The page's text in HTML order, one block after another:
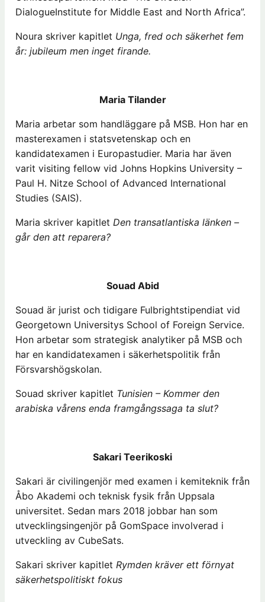
DialogueInstitute for Middle East and North Africa”.
Noura skriver kapitlet Unga, fred och säkerhet fem
år: jubileum men inget firande.
Maria Tilander
Maria arbetar som handläggare på MSB. Hon har en
masterexamen i statsvetenskap och en
kandidatexamen i Europastudier. Maria har även
varit visiting fellow vid Johns Hopkins University –
Paul H. Nitze School of Advanced International
Studies (SAIS).
Maria skriver kapitlet Den transatlantiska länken –
går den att reparera?
Souad Abid
Souad är jurist och tidigare Fulbrightstipendiat vid
Georgetown Universitys School of Foreign Service.
Hon arbetar som strategisk analytiker på MSB och
har en kandidatexamen i säkerhetspolitik från
Försvarshögskolan.
Souad skriver kapitlet Tunisien – Kommer den
arabiska vårens enda framgångssaga ta slut?
Sakari Teerikoski
Sakari är civilingenjör med examen i kemiteknik från
Åbo Akademi och teknisk fysik från Uppsala
universitet. Sedan mars 2018 jobbar han som
utvecklingsingenjör på GomSpace involverad i
utveckling av CubeSats.
Sakari skriver kapitlet Rymden kräver ett förnyat
säkerhetspolitiskt fokus